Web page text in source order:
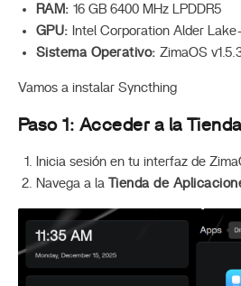
RAM: 16 GB 6400 MHz LPDDR5
GPU: Intel Corporation Alder
Sistema Operativo: ZimaOS
Vamos a instalar Syncthing
Paso 1: Acceder a la
Inicia sesión en tu interfaz de
Navega a la
Tienda de